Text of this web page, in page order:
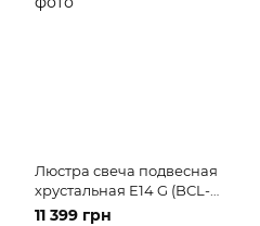
Люстра свеча подвесная
хрустальная E14 G (BCL-
450S/6)
11 399 грн